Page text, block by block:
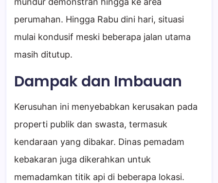
perumahan. Hingga Rabu dini hari, situasi
mulai kondusif meski beberapa jalan utama
masih ditutup.
Dampak dan Imbauan
Kerusuhan ini menyebabkan kerusakan pada
properti publik dan swasta, termasuk
kendaraan yang dibakar. Dinas pemadam
kebakaran juga dikerahkan untuk
memadamkan titik api di beberapa lokasi.